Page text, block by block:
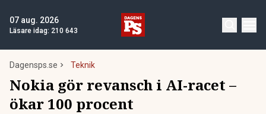
07 aug. 2026
Läsare idag: 210 643
Dagensps.se Teknik
Nokia gör revansch i AI-racet –
ökar 100 procent